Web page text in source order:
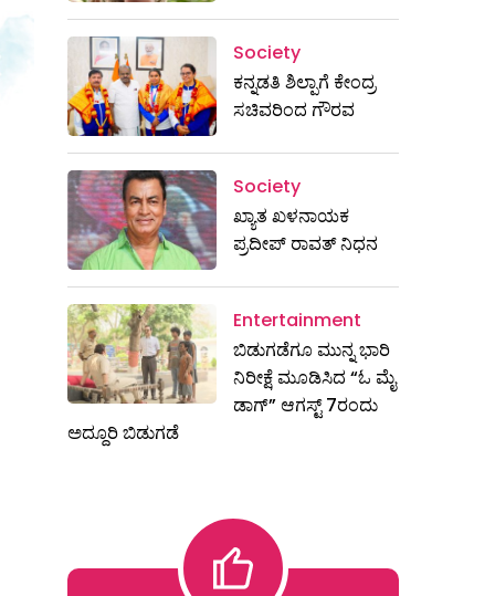
Society
ಕನ್ನಡತಿ ಶಿಲ್ಪಾಗೆ ಕೇಂದ್ರ
ಸಚಿವರಿಂದ ಗೌರವ
Society
ಖ್ಯಾತ ಖಳನಾಯಕ
ಪ್ರದೀಪ್ ರಾವತ್‌ ನಿಧನ
Entertainment
ಬಿಡುಗಡೆಗೂ ಮುನ್ನ ಭಾರಿ
ನಿರೀಕ್ಷೆ ಮೂಡಿಸಿದ “ಓ ಮೈ
ಡಾಗ್” ಆಗಸ್ಟ್ 7ರಂದು
ಅದ್ದೂರಿ ಬಿಡುಗಡೆ